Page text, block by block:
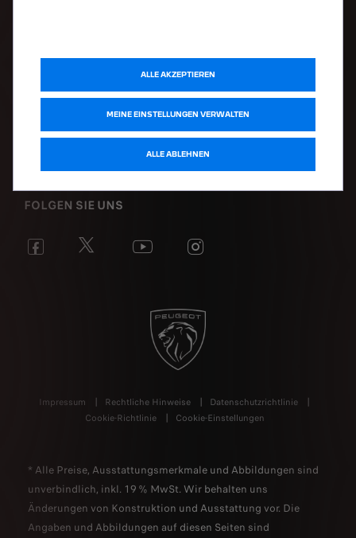
PEUGEOT Lifestyle Boutique
PEUGEOT Fahrräder
PEUGEOT Motocycles
FOLGEN SIE UNS
Impressum Rechtliche Hinweise
Datenschutzrichtlinie
Cookie-Richtlinie
Cookie-Einstellungen
* Alle Preise, Ausstattungsmerkmale und Abbildungen sind
unverbindlich, inkl. 19 % MwSt. Wir behalten uns
Änderungen von Konstruktion und Ausstattung vor. Die
Angaben und Abbildungen auf diesen Seiten sind
MEINE EINSTELLUNGEN VERWALTEN
ALLE AKZEPTIEREN
ALLE ABLEHNEN